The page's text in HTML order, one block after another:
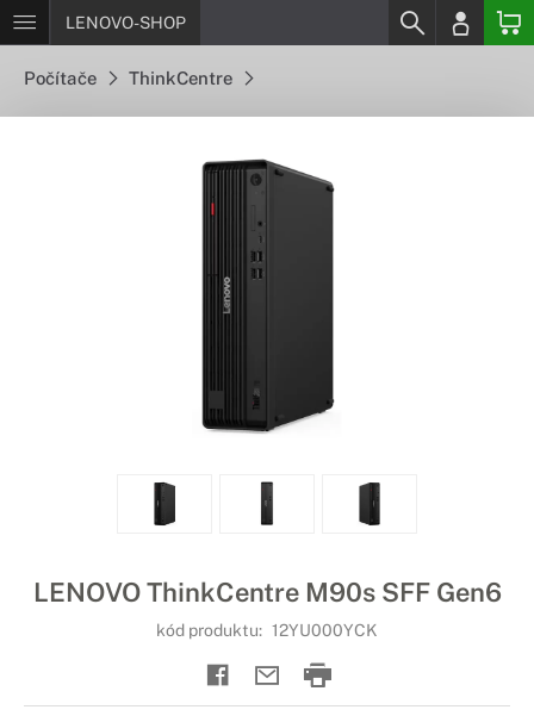
LENOVO-SHOP
Počítače ThinkCentre
LENOVO ThinkCentre M90s SFF Gen6
kód produktu: 12YU000YCK